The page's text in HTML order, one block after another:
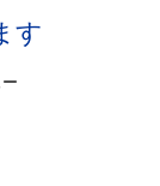
す